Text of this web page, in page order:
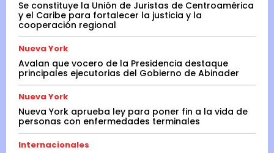
Se constituye la Unión de Juristas de Centroamérica
y el Caribe para fortalecer la justicia y la
cooperación regional
Nueva York
Avalan que vocero de la Presidencia destaque
principales ejecutorias del Gobierno de Abinader
Nueva York
Nueva York aprueba ley para poner fin a la vida de
personas con enfermedades terminales
Internacionales